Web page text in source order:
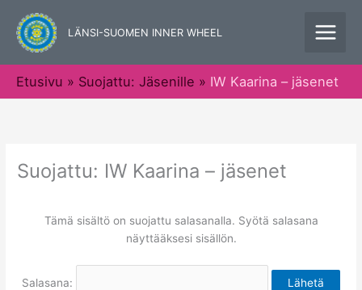
sisältöön
LÄNSI-SUOMEN INNER WHEEL
Etusivu Suojattu: Jäsenille IW Kaarina – jäsenet
Suojattu: IW Kaarina – jäsenet
Tämä sisältö on suojattu salasanalla. Syötä salasana
näyttääksesi sisällön.
Salasana: